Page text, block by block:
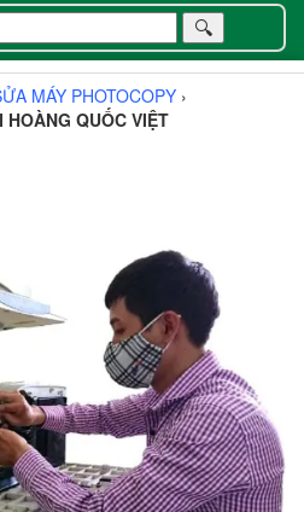
🔍
MÁY PHOTOCOPY ›
HOÀNG QUỐC VIỆT